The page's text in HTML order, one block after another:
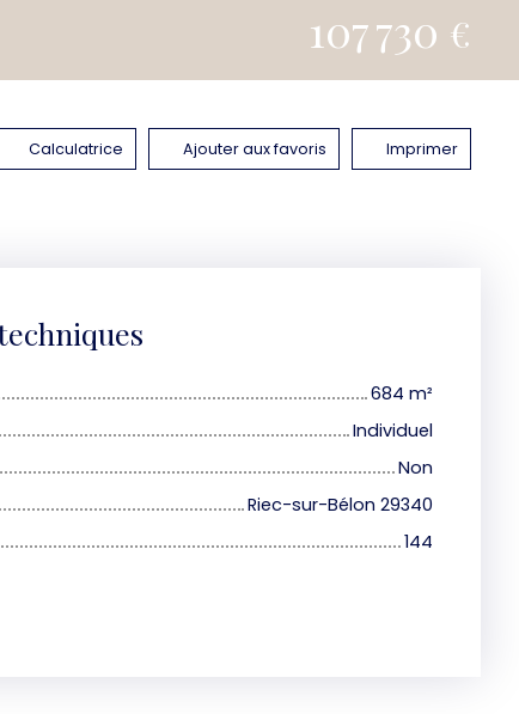
107 730 €
Calculatrice Ajouter aux favoris Imprimer
684 m²
Individuel
Non
Riec-sur-Bélon 29340
144